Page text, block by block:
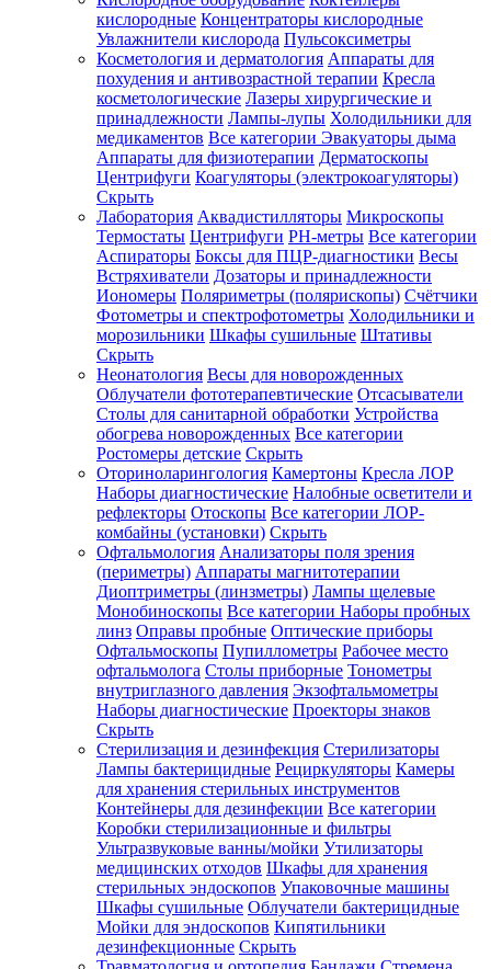
Зарегистрироваться
Зачем
регистрироваться?
Все
покупки
одном
месте
Личный
менеджер
Отслеживание
статуса
заказа
кислородные Концентраторы кислородные
Увлажнители кислорода Пульсоксиметры
Косметология и дерматология Аппараты для
похудения и антивозрастной терапии Кресла
косметологические Лазеры хирургические и
принадлежности Лампы-лупы Холодильники для
медикаментов Все категории Эвакуаторы дыма
Аппараты для физиотерапии Дерматоскопы
Центрифуги Коагуляторы (электрокоагуляторы)
Скрыть
Лаборатория Аквадистилляторы Микроскопы
Термостаты Центрифуги PH-метры Все категории
Аспираторы Боксы для ПЦР-диагностики Весы
Встряхиватели Дозаторы и принадлежности
Иономеры Поляриметры (полярископы) Счётчики
Фотометры и спектрофотометры Холодильники и
морозильники Шкафы сушильные Штативы
Скрыть
Неонатология Весы для новорожденных
Облучатели фототерапевтические Отсасыватели
Столы для санитарной обработки Устройства
обогрева новорожденных Все категории
Ростомеры детские Скрыть
Оториноларингология Камертоны Кресла ЛОР
Наборы диагностические Налобные осветители и
рефлекторы Отоскопы Все категории ЛОР-
комбайны (установки) Скрыть
Офтальмология Анализаторы поля зрения
(периметры) Аппараты магнитотерапии
Диоптриметры (линзметры) Лампы щелевые
Монобиноскопы Все категории Наборы пробных
линз Оправы пробные Оптические приборы
Офтальмоскопы Пупиллометры Рабочее место
офтальмолога Столы приборные Тонометры
внутриглазного давления Экзофтальмометры
Наборы диагностические Проекторы знаков
Скрыть
Стерилизация и дезинфекция Стерилизаторы
Лампы бактерицидные Рециркуляторы Камеры
для хранения стерильных инструментов
Контейнеры для дезинфекции Все категории
Коробки стерилизационные и фильтры
Ультразвуковые ванны/мойки Утилизаторы
медицинских отходов Шкафы для хранения
стерильных эндоскопов Упаковочные машины
Шкафы сушильные Облучатели бактерицидные
Мойки для эндоскопов Кипятильники
дезинфекционные Скрыть